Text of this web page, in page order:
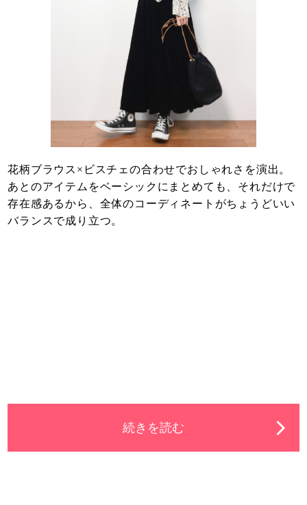
花柄ブラウス×ビスチェの合わせでおしゃれさを演出。
あとのアイテムをベーシックにまとめても、それだけで
存在感あるから、全体のコーディネートがちょうどいい
バランスで成り立つ。
続きを読む